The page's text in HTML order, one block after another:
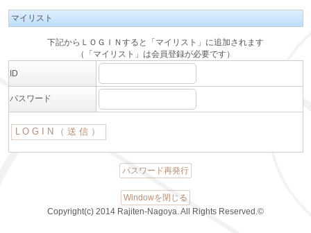
マイリスト
下記からＬＯＧＩＮすると「マイリスト」に追加されます
（「マイリスト」は会員登録が必要です）
ID
パスワード
パスワード再発行
Windowを閉じる
Copyright(c) 2014 Rajiten-Nagoya. All Rights Reserved.©